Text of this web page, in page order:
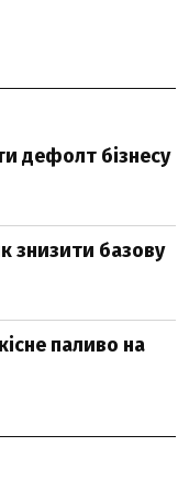
дефолт бізнесу
знизити базову
паливо на